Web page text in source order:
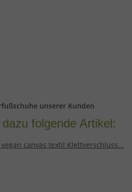
unserer Kunden
folgende Artikel: